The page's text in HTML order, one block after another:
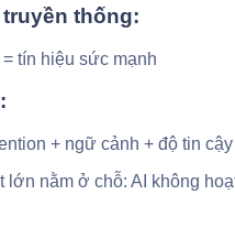
truyền thống:
= tín hiệu sức mạnh
+ ngữ cảnh + độ tin
lớn nằm ở chỗ: AI không